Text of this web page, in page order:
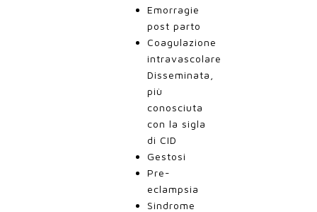
Emorragie
post parto
Coagulazione
intravascolare
Disseminata,
più
conosciuta
con la sigla
di CID
Gestosi
Pre-
eclampsia
Sindrome